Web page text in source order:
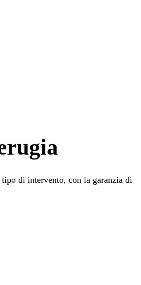
di intervento, con la garanzia di